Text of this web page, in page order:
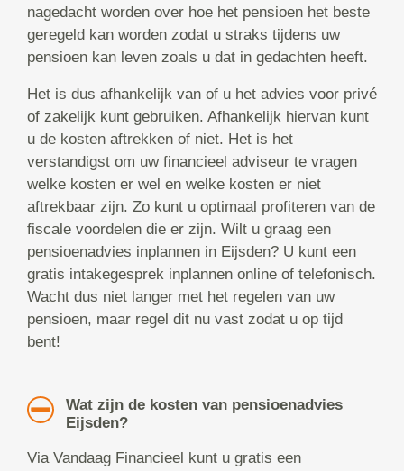
nagedacht worden over hoe het pensioen het beste
geregeld kan worden zodat u straks tijdens uw
pensioen kan leven zoals u dat in gedachten heeft.
Het is dus afhankelijk van of u het advies voor privé
of zakelijk kunt gebruiken. Afhankelijk hiervan kunt
u de kosten aftrekken of niet. Het is het
verstandigst om uw financieel adviseur te vragen
welke kosten er wel en welke kosten er niet
aftrekbaar zijn. Zo kunt u optimaal profiteren van de
fiscale voordelen die er zijn. Wilt u graag een
pensioenadvies inplannen in Eijsden? U kunt een
gratis intakegesprek inplannen online of telefonisch.
Wacht dus niet langer met het regelen van uw
pensioen, maar regel dit nu vast zodat u op tijd
bent!
Wat zijn de kosten van pensioenadvies
Eijsden?
Via Vandaag Financieel kunt u gratis een